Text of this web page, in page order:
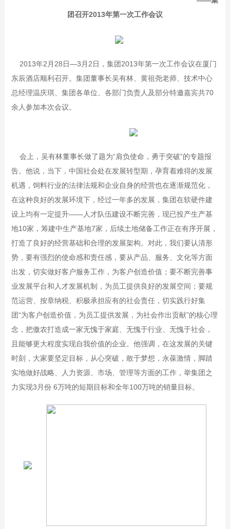
团召开2013年第一次工作会议
2013年2月28日—3月2日，集团2013年第一次工作会议在厦门
东辰酒店顺利召开。集团董事长吴有林、黄祖尧老师、技术中心
总经理温庆琪、集团各单位、各部门负责人及部分特邀嘉宾共70
余人参加本次会议。
会上，吴有林董事长做了题为“肩负使命，勇于突破”的专题报
告。他说，当下，中国社会处在发展转型期，孕育着难得的发展
机遇，饲料行业的法律法规和企业自身的经营也在逐渐规范化，
在这种良好的发展环境下，经过一年多的发展，集团在软硬件建
设上均有一定提升——人才队伍建设不断完善，现已投产生产基
地10家，筹建中生产基地7家，后续土地储备工作正在有序开展，
打造了良好的经营基础和合理的发展架构。对此，我们要认清形
势，要有强烈的使命感和责任感，要从产品、服务、文化等方面
出发，切实做好客户服务工作，为客户创造价值；要不断完善事
业发展平台和人才发展机制，为员工提供良好的发展空间；要规
范运营、按章纳税、积极承担应有的社会责任，切实践行好集
团“为客户创造价值，为员工提供发展，为社会作出贡献”的核心理
念，把傲农打造成一家无愧于家庭、无愧于行业、无愧于社会，
且能够更大程度实现自我价值的企业。他强调，在这发展的关键
时刻，大家要坚定目标，从心突破，敢于梦想，永葆激情，脚踏
实地做好战略、人力资源、市场、管理等方面的工作，举集团之
力实现3月份 6万吨的短期目标和全年100万吨的销量目标。